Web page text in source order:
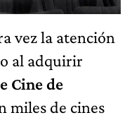
vez la atención
al adquirir
Cine de
miles de cines